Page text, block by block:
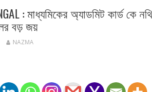
: মাধ্যমিকের অ্যাডমিট কার্ড কে
বড় জয়
NAZMA